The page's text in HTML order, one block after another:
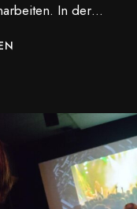
In der…
WORK